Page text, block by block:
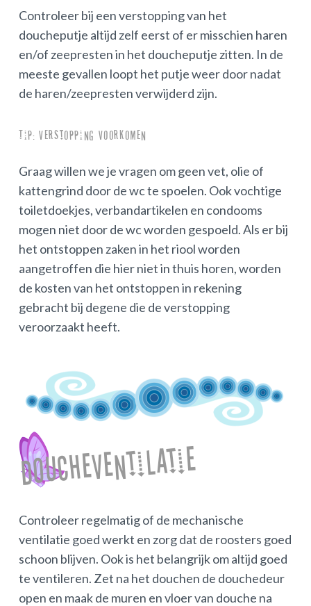
Controleer bij een verstopping van het
doucheputje altijd zelf eerst of er misschien haren
en/of zeepresten in het doucheputje zitten. In de
meeste gevallen loopt het putje weer door nadat
de haren/zeepresten verwijderd zijn.
Tip: verstopping voorkomen
Graag willen we je vragen om geen vet, olie of
kattengrind door de wc te spoelen. Ook vochtige
toiletdoekjes, verbandartikelen en condooms
mogen niet door de wc worden gespoeld. Als er bij
het ontstoppen zaken in het riool worden
aangetroffen die hier niet in thuis horen, worden
de kosten van het ontstoppen in rekening
gebracht bij degene die de verstopping
veroorzaakt heeft.
Doucheventilatie
Controleer regelmatig of de mechanische
ventilatie goed werkt en zorg dat de roosters goed
schoon blijven. Ook is het belangrijk om altijd goed
te ventileren. Zet na het douchen de douchedeur
open en maak de muren en vloer van douche na